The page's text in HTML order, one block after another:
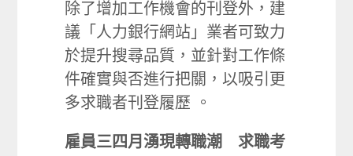
除了增加工作機會的刊登外，建
議「人力銀行網站」業者可致力
於提升搜尋品質，並針對工作條
件確實與否進行把關，以吸引更
多求職者刊登履歷 。
雇員三四月湧現轉職潮 求職考